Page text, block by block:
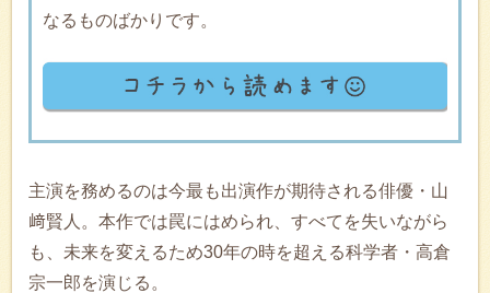
なるものばかりです。
主演を務めるのは今最も出演作が期待される俳優・山
﨑賢人。本作では罠にはめられ、すべてを失いながら
も、未来を変えるため30年の時を超える科学者・高倉
宗一郎を演じる。